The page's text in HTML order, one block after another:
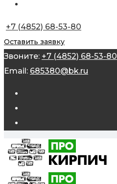
+7 (4852) 68-53-80
Оставить заявку
Звоните: +7 (4852) 68-53-80
Email: 685380@bk.ru